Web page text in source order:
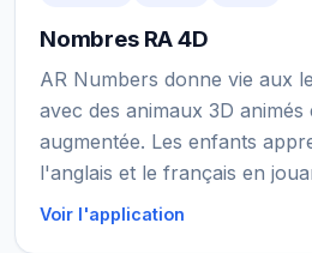
Nombres RA 4D
AR Numbers donne vie aux
avec des animaux 3D animés
augmentée. Les enfants
l'anglais et le français en
Voir l'application